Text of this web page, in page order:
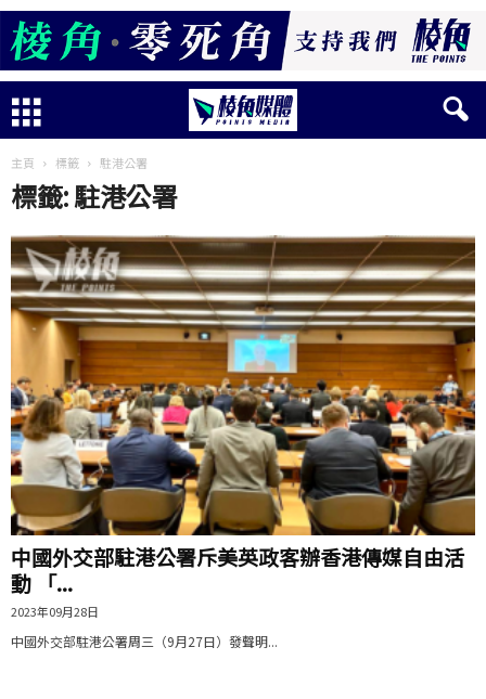
主頁 標籤 駐港公署
標籤: 駐港公署
中國外交部駐港公署斥美英政客辦香港傳媒自由活
動 「...
2023年09月28日
中國外交部駐港公署周三（9月27日）發聲明...